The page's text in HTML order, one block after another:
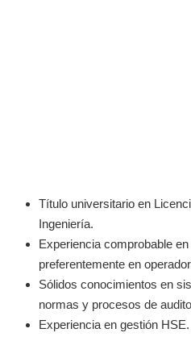
Título universitario en
Ingeniería.
Experiencia comprobable
preferentemente en
Sólidos conocimientos en
normas y procesos de
Experiencia en gestión HSE.